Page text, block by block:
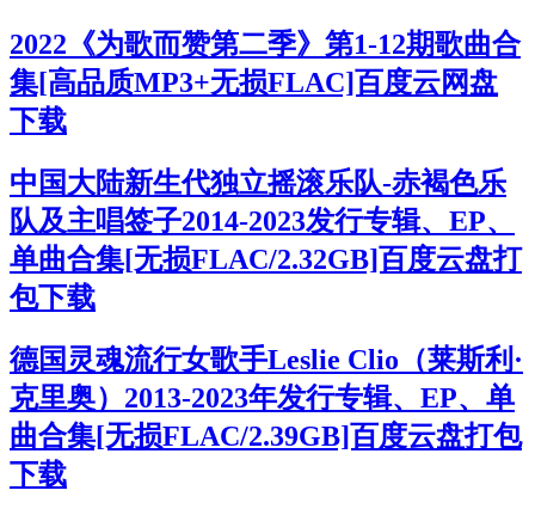
2022《为歌而赞第二季》第1-12期歌曲合
集[高品质MP3+无损FLAC]百度云网盘
下载
中国大陆新生代独立摇滚乐队-赤褐色乐
队及主唱签子2014-2023发行专辑、EP、
单曲合集[无损FLAC/2.32GB]百度云盘打
包下载
德国灵魂流行女歌手Leslie Clio（莱斯利·
克里奥）2013-2023年发行专辑、EP、单
曲合集[无损FLAC/2.39GB]百度云盘打包
下载